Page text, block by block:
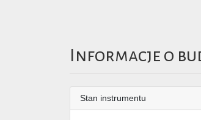
Informacje o
Stan instrumentu